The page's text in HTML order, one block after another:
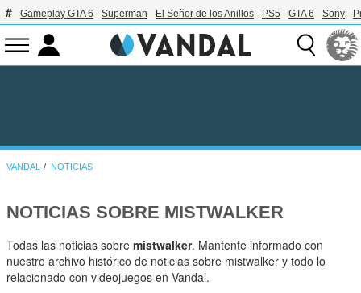
Gameplay GTA 6 Superman El Señor de los Anillos PS5 GTA 6 Sony
VANDAL NOTICIAS
NOTICIAS SOBRE MISTWALKER
Todas las noticias sobremistwalker. Mantente informado con
nuestro archivo histórico de noticias sobre mistwalker y todo lo
relacionado con videojuegos en Vandal.